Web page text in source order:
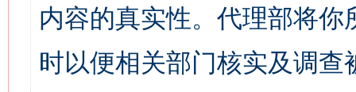
内容的真实性。代理部将
时以便相关部门核实及调